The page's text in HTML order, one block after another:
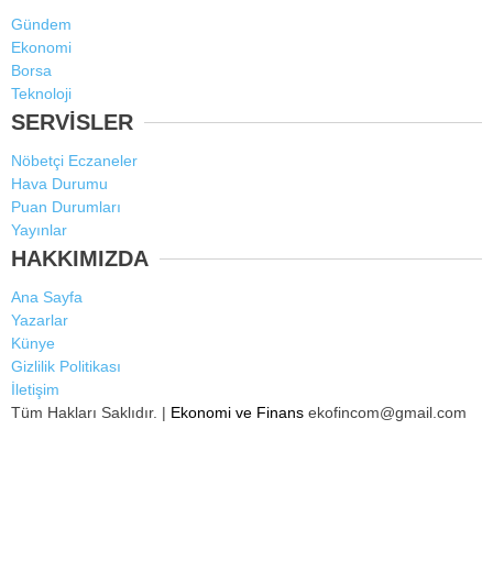
Gündem
Ekonomi
Borsa
Teknoloji
SERVİSLER
Nöbetçi Eczaneler
Hava Durumu
Puan Durumları
Yayınlar
HAKKIMIZDA
Ana Sayfa
Yazarlar
Künye
Gizlilik Politikası
İletişim
Tüm Hakları Saklıdır. | Ekonomi ve Finans ekofincom@gmail.com